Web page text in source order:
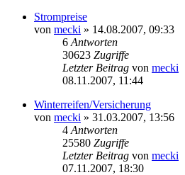
Strompreise
von mecki » 14.08.2007, 09:33
6 Antworten
30623 Zugriffe
Letzter Beitrag von mecki
08.11.2007, 11:44
Winterreifen/Versicherung
von mecki » 31.03.2007, 13:56
4 Antworten
25580 Zugriffe
Letzter Beitrag von mecki
07.11.2007, 18:30